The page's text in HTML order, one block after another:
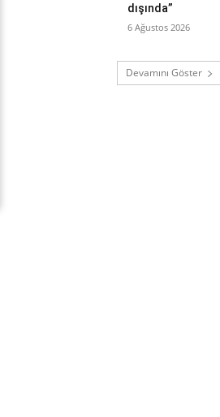
dışında”
6 Ağustos 2026
Devamını Göster